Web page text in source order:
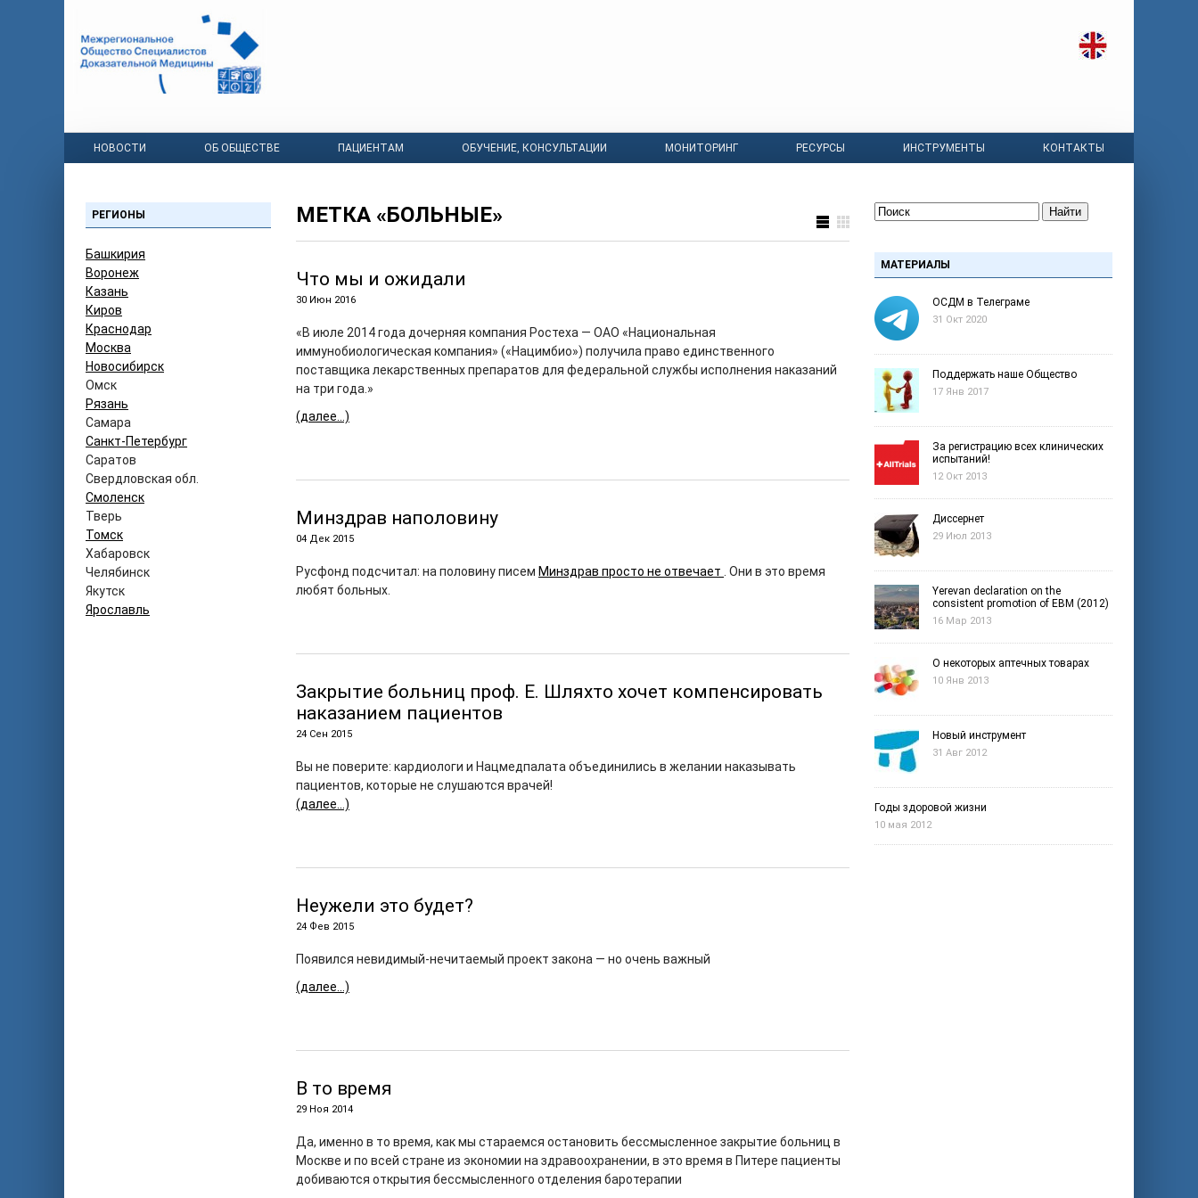
НОВОСТИ ОБ ОБЩЕСТВЕ ПАЦИЕНТАМ ОБУЧЕНИЕ, КОНСУЛЬТАЦИИ МОНИТОРИНГ РЕСУРСЫ ИНСТРУМЕНТЫ КОНТАКТЫ
РЕГИОНЫ
Башкирия
Воронеж
Казань
Киров
Краснодар
Москва
Новосибирск
Омск
Рязань
Самара
Санкт-Петербург
Саратов
Свердловская обл.
Смоленск
Тверь
Томск
Хабаровск
Челябинск
Якутск
Ярославль
МЕТКА «БОЛЬНЫЕ»
Что мы и ожидали
30 Июн 2016
«В июле 2014 года дочерняя компания Ростеха — ОАО «Национальная
иммунобиологическая компания» («Нацимбио») получила право единственного
поставщика лекарственных препаратов для федеральной службы исполнения наказаний
на три года.»
(далее…)
Минздрав наполовину
04 Дек 2015
Русфонд подсчитал: на половину писем Минздрав просто не отвечает
. Они в это время
любят больных.
Закрытие больниц проф. Е. Шляхто хочет компенсировать
наказанием пациентов
24 Сен 2015
Вы не поверите: кардиологи и Нацмедпалата объединились в желании наказывать
пациентов, которые не слушаются врачей!
(далее…)
Неужели это будет?
24 Фев 2015
Появился невидимый-нечитаемый проект закона — но очень важный
(далее…)
В то время
29 Ноя 2014
Да, именно в то время, как мы стараемся остановить бессмысленное закрытие больниц в
Москве и по всей стране из экономии на здравоохранении, в это время в Питере пациенты
добиваются открытия бессмысленного отделения баротерапии
Найти
МАТЕРИАЛЫ
ОСДМ в Телеграме
31 Окт 2020
Поддержать наше Общество
17 Янв 2017
За регистрацию всех клинических
испытаний!
12 Окт 2013
Диссернет
29 Июл 2013
Yerevan declaration on the
consistent promotion of EBM (2012)
16 Мар 2013
О некоторых аптечных товарах
10 Янв 2013
Новый инструмент
31 Авг 2012
Годы здоровой жизни
10 мая 2012